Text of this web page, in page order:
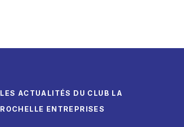
LES ACTUALITÉS DU CLUB LA
ROCHELLE ENTREPRISES